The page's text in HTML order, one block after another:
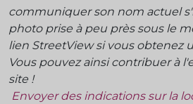
communiquer son nom actuel
photo prise à peu près sous le
lien StreetView si vous obtenez
Vous pouvez ainsi contribuer à
site !
Envoyer des indications sur la